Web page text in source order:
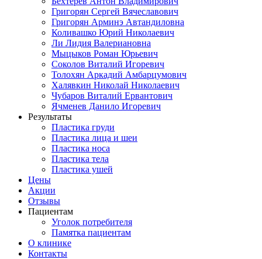
Григорян Сергей Вячеславович
Григорян Арминэ Автандиловна
Коливашко Юрий Николаевич
Ли Лидия Валериановна
Мыцыков Роман Юрьевич
Соколов Виталий Игоревич
Толохян Аркадий Амбарцумович
Халявкин Николай Николаевич
Чубаров Виталий Ервантович
Ячменев Данило Игоревич
Результаты
Пластика груди
Пластика лица и шеи
Пластика носа
Пластика тела
Пластика ушей
Цены
Акции
Отзывы
Пациентам
Уголок потребителя
Памятка пациентам
О клинике
Контакты